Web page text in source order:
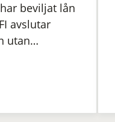
beviljat lån
avslutar
utan…